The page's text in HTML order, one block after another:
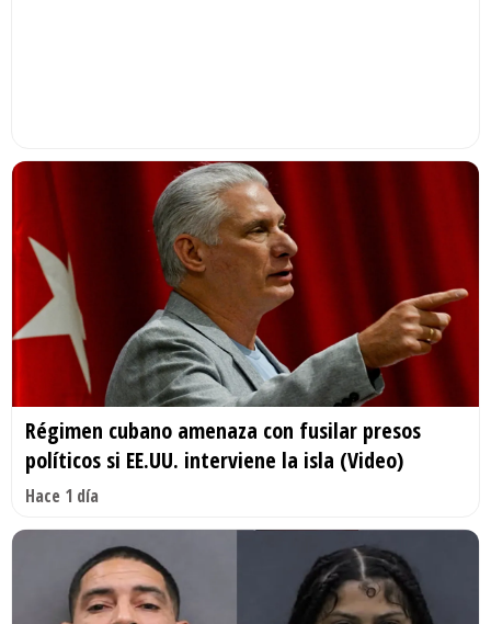
Régimen cubano amenaza con fusilar presos
políticos si EE.UU. interviene la isla (Video)
Hace 1 día